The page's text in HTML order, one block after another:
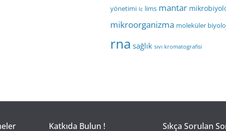
yönetimi lc lims mantar
mikroorganizma moleküler
rna sağlık sıvı kromatografisi
Katkıda Bulun ! Sıkça Sorulan